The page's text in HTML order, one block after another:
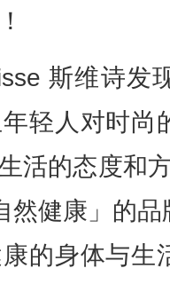
斯维诗发
轻人对时尚
活的态度和
然健康」的
的身体与生